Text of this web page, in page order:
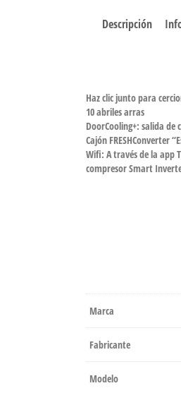
Descripción
Haz clic junto para
10 abriles arras
DoorCooling+: salida
Cajón FRESHConverter
Wifi: A través de la app
compresor Smart
Marca
Fabricante
Modelo